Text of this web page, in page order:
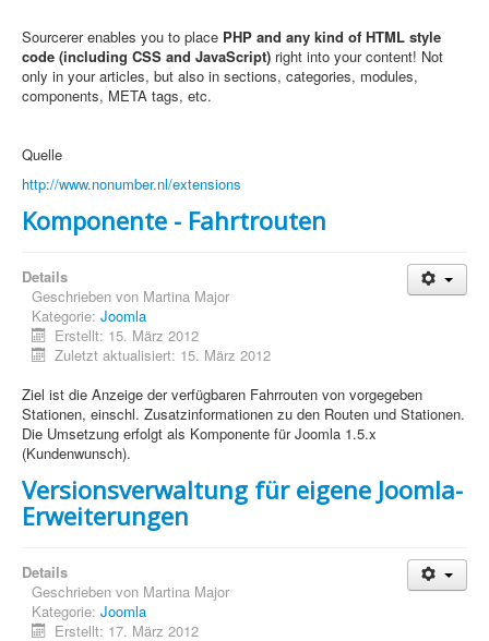
PHP
Webdesign
JavaScript
Browsergames mit PovRay +
Home
PHP
Webdesign
CMS
JavaScript
Sicherheit
Sourcerer enables you to place PHP and any kind of HTML style
code (including CSS and JavaScript) right into your content! Not
only in your articles, but also in sections, categories, modules,
components, META tags, etc.
Quelle
http://www.nonumber.nl/extensions
Komponente - Fahrtrouten
Details
Geschrieben von Martina Major
Kategorie: Joomla
Erstellt: 15. März 2012
Zuletzt aktualisiert: 15. März 2012
Ziel ist die Anzeige der verfügbaren Fahrrouten von vorgegeben
Stationen, einschl. Zusatzinformationen zu den Routen und Stationen.
Die Umsetzung erfolgt als Komponente für Joomla 1.5.x
(Kundenwunsch).
Versionsverwaltung für eigene Joomla-
Erweiterungen
Details
Geschrieben von Martina Major
Kategorie: Joomla
Erstellt: 17. März 2012